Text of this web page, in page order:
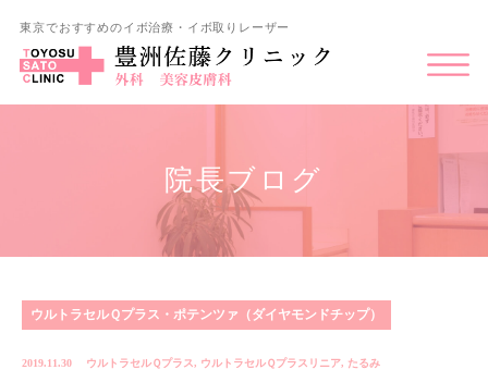
東京でおすすめのイボ治療・イボ取りレーザー
院長ブログ
ウルトラセルＱプラス・ポテンツァ（ダイヤモンドチップ）
2019.11.30 ウルトラセルＱプラス, ウルトラセルＱプラスリニア, たるみ